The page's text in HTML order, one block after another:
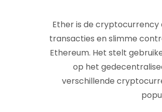
Ether is de
transacties en slimme
Ethereum. Het stelt
op het
verschillende